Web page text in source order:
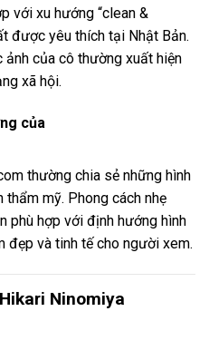
với xu hướng “clean &
được yêu thích tại Nhật Bản.
của cô thường xuất hiện
xã hội.
của
thường chia sẻ những hình
mỹ. Phong cách nhẹ
phù hợp với định hướng hình
đẹp và tinh tế cho người xem.
Ninomiya